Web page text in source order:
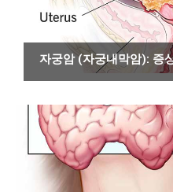
자궁암 (자궁내막암): 증